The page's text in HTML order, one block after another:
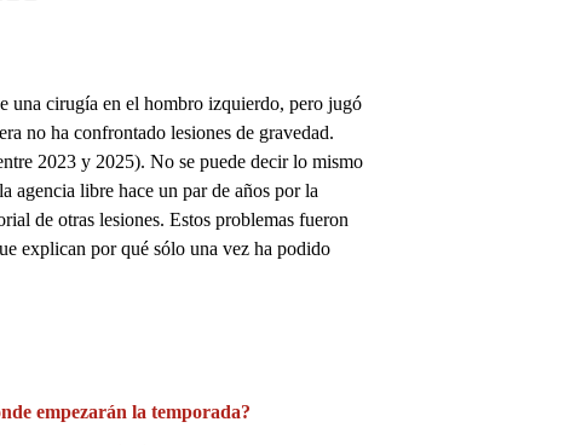
una cirugía en el hombro izquierdo, pero jugó
no ha confrontado lesiones de gravedad.
2023 y 2025). No se puede decir lo mismo
agencia libre hace un par de años por la
de otras lesiones. Estos problemas fueron
explican por qué sólo una vez ha podido
empezarán la temporada?